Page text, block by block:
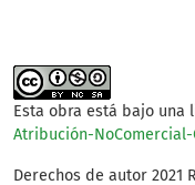
Esta obra está bajo una
Atribución-
Derechos de autor 2021